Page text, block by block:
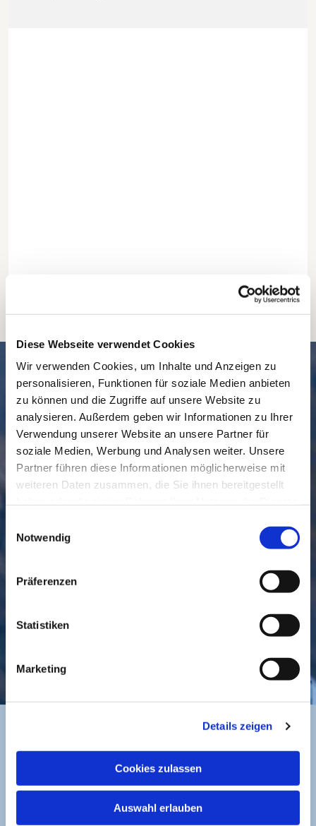
Diese Webseite verwendet Cookies
Wir verwenden Cookies, um Inhalte und Anzeigen zu
personalisieren, Funktionen für soziale Medien anbieten
zu können und die Zugriffe auf unsere Website zu
analysieren. Außerdem geben wir Informationen zu Ihrer
Verwendung unserer Website an unsere Partner für
soziale Medien, Werbung und Analysen weiter. Unsere
Partner führen diese Informationen möglicherweise mit
weiteren Daten zusammen, die Sie ihnen bereitgestellt
Notwendig
Präferenzen
Statistiken
Marketing
Details zeigen
Cookies zulassen
Auswahl erlauben
SCHNELL // NAVIGIERT
BESUCHEN
BANKVERBINDUNG
Sparkasse zu Lübeck
Ev. Luth. Kirchengemeinde St. Jakobi